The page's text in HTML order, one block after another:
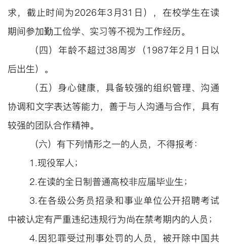
求， 截止时间为2026年3 月 31日 ），在校学生在读
期间参加勤工俭学、实习等不视为工作经历。
（四） 年龄不超过38周岁（1987年2 月 1 日以
后出生）。
（五）身心健康，具备较强的组织管理、沟通
协调和文字表达等能力，善于与人沟通与合作，具有
较强的团队合作精神。
（六）有下列情形之一的人员，不得报考：
1.现役军人；
2.在读的全日制普通高校非应届毕业生；
3.在各级公务员招录和事业单位公开招聘考试
中被认定有严重违纪违规行为尚在禁考期内的人员；
4. 因犯罪受过刑事处罚的人员，被开除中国共